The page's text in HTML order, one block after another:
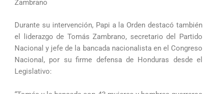
Zambrano
Durante su intervención, Papi a la Orden destacó también
el liderazgo de Tomás Zambrano, secretario del Partido
Nacional y jefe de la bancada nacionalista en el Congreso
Nacional, por su firme defensa de Honduras desde el
Legislativo: